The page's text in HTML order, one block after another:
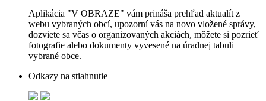
Aplikácia "V OBRAZE" vám prináša prehľad aktualít z
webu vybraných obcí, upozorní vás na novo vložené správy,
dozviete sa včas o organizovaných akciách, môžete si pozrieť
fotografie alebo dokumenty vyvesené na úradnej tabuli
vybrané obce.
Odkazy na stiahnutie